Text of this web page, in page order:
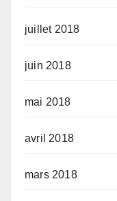
juillet 2018
juin 2018
mai 2018
avril 2018
mars 2018